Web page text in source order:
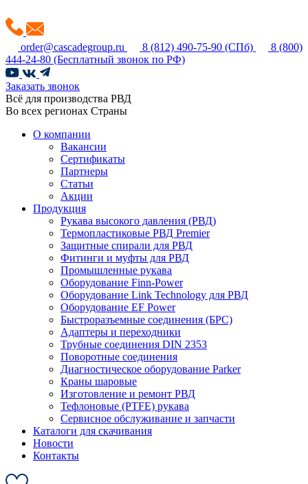
order@cascadegroup.ru 8 (812) 490-75-90 (СПб)
8 (800)
444-24-80 (Бесплатный звонок по РФ)
Заказать звонок
Всё для производства РВД
Во всех регионах Страны
О компании
Вакансии
Сертификаты
Партнеры
Статьи
Акции
Продукция
Рукава высокого давления (РВД)
Термопластиковые РВД Premier
Защитные спирали для РВД
Фитинги и муфты для РВД
Промышленные рукава
Оборудование Finn-Power
Оборудование Link Technology для РВД
Оборудование EF Power
Быстроразъемные соединения (БРС)
Адаптеры и переходники
Трубные соединения DIN 2353
Поворотные соединения
Диагностическое оборудование Parker
Краны шаровые
Изготовление и ремонт РВД
Тефлоновые (PTFE) рукава
Сервисное обслуживание и запчасти
Каталоги для скачивания
Новости
Контакты